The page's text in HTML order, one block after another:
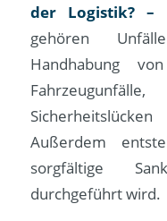
der Logistik? –
gehören
Handhabung
Außerdem
sorgfältige
durchgeführt wird.